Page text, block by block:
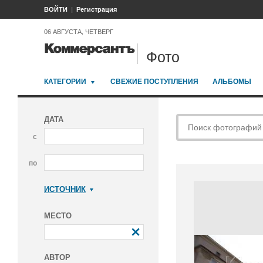
ВОЙТИ Регистрация
06 АВГУСТА, ЧЕТВЕРГ
Фото
КАТЕГОРИИ СВЕЖИЕ ПОСТУПЛЕНИЯ АЛЬБОМЫ
ДАТА
с
по
ИСТОЧНИК
МЕСТО
АВТОР